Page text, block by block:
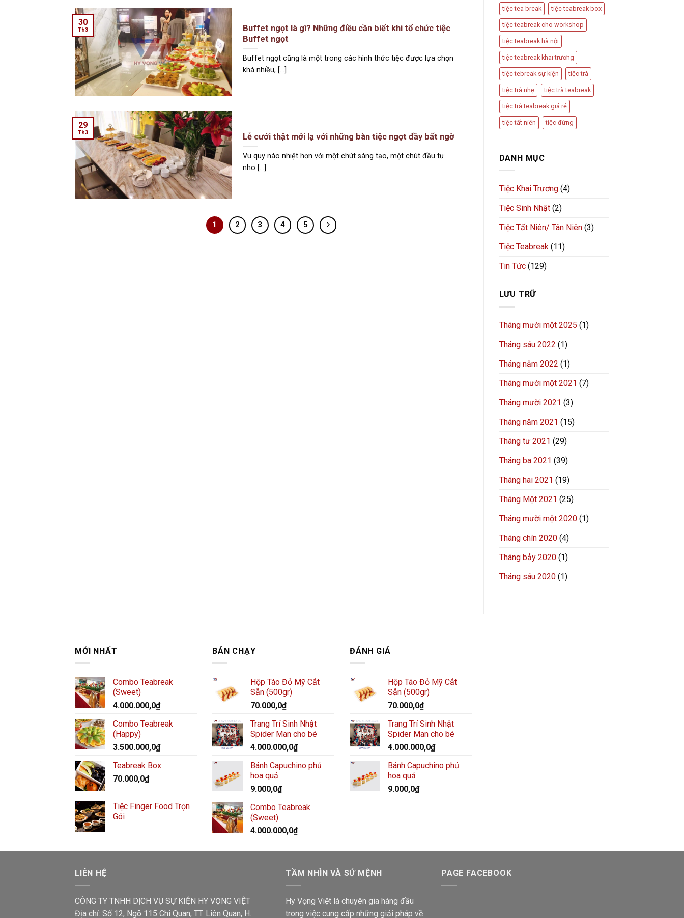
Buffet ngọt là gì? Những điều cần biết khi tổ chức tiệc
Buffet ngọt
Buffet ngọt cũng là một trong các hình thức tiệc được lựa chọn
khá nhiều, [...]
30
Th3
Lễ cưới thật mới lạ với những bàn tiệc ngọt đầy bất ngờ
Vu quy náo nhiệt hơn với một chút sáng tạo, một chút đầu tư
nho [...]
29
Th3
1 2 3 4 5
tiệc tea break tiệc teabreak box
tiệc teabreak cho workshop
tiệc teabreak hà nội
tiệc teabreak khai trương
tiệc tebreak sự kiện tiệc trà
tiệc trà nhẹ tiệc trà teabreak
tiệc trà teabreak giá rẻ
tiệc tất niên tiệc đứng
DANH MỤC
Tiệc Khai Trương(4)
Tiệc Sinh Nhật(2)
Tiệc Tất Niên/ Tân Niên(3)
Tiệc Teabreak(11)
Tin Tức(129)
LƯU TRỮ
Tháng mười một 2025 (1)
Tháng sáu 2022 (1)
Tháng năm 2022 (1)
Tháng mười một 2021 (7)
Tháng mười 2021 (3)
Tháng năm 2021 (15)
Tháng tư 2021 (29)
Tháng ba 2021 (39)
Tháng hai 2021 (19)
Tháng Một 2021 (25)
Tháng mười một 2020(1)
Tháng chín 2020(4)
Tháng bảy 2020(1)
Tháng sáu 2020(1)
MỚI NHẤT
Combo Teabreak
(Sweet)
4.000.000,0₫
Combo Teabreak
(Happy)
3.500.000,0₫
Teabreak Box
70.000,0₫
Tiệc Finger Food Trọn
Gói
BÁN CHẠY
Hộp Táo Đỏ Mỹ Cắt
Sẵn (500gr)
70.000,0₫
Trang Trí Sinh Nhật
Spider Man cho bé
4.000.000,0₫
Bánh Capuchino phủ
hoa quả
9.000,0₫
Combo Teabreak
(Sweet)
4.000.000,0₫
ĐÁNH GIÁ
Hộp Táo Đỏ Mỹ Cắt
Sẵn (500gr)
70.000,0₫
Trang Trí Sinh Nhật
Spider Man cho bé
4.000.000,0₫
Bánh Capuchino phủ
hoa quả
9.000,0₫
LIÊN HỆ
CÔNG TY TNHH DỊCH VỤ SỰ KIỆN HY VỌNG VIỆT
Địa chỉ: Số 12, Ngõ 115 Chi Quan, TT. Liên Quan, H.
TẦM NHÌN VÀ SỨ MỆNH
Hy Vọng Việt là chuyên gia hàng đầu
trong việc cung cấp những giải pháp về
PAGE FACEBOOK